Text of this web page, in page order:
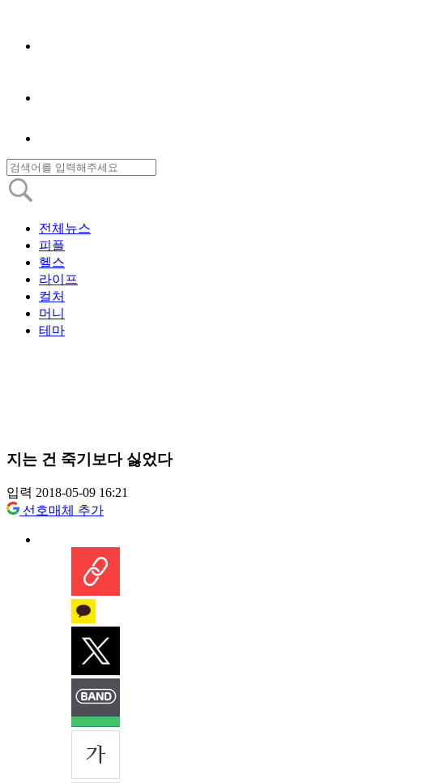
전체뉴스
피플
헬스
라이프
컬처
머니
테마
지는 건 죽기보다 싫었다
입력 2018-05-09 16:21
선호매체 추가